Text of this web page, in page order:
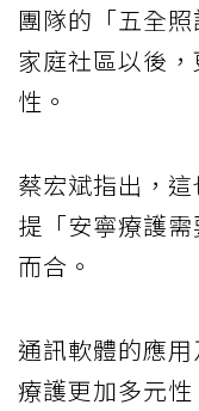
團隊的「五全
家庭社區以後
性。
蔡宏斌指出，
提「安寧療護
而合。
通訊軟體的應用
療護更加多元